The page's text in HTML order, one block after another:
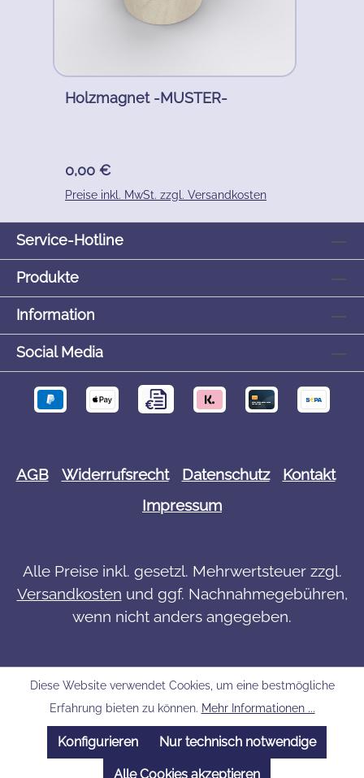
Holzmagnet -MUSTER-
Regulärer Preis:
0,00 €
Preise inkl. MwSt. zzgl. Versandkosten
Service-Hotline
Produkte
Information
Social Media
AGB Widerrufsrecht Datenschutz
Kontakt
Impressum
Alle Preise inkl. gesetzl. Mehrwertsteuer zzgl.
Versandkosten und ggf. Nachnahmegebühren,
wenn nicht anders angegeben.
Diese Website verwendet Cookies, um eine bestmögliche
Erfahrung bieten zu können. Mehr Informationen ...
Nur technisch notwendige
Konfigurieren
Alle Cookies akzeptieren